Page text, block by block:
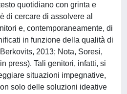
quotidiano con grinta e
di cercare di assolvere al
e, contemporaneamente, di
in funzione della qualità di
2013; Nota, Soresi,
press). Tali genitori, infatti, si
situazioni impegnative,
solo delle soluzioni ideative